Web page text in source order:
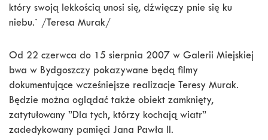
który swoją lekkością unosi się, dźwięczy pnie się ku
niebu.` /Teresa Murak/
Od 22 czerwca do 15 sierpnia 2007 w Galerii Miejskiej
bwa w Bydgoszczy pokazywane będą filmy
dokumentujące wcześniejsze realizacje Teresy Murak.
Będzie można oglądać także obiekt zamknięty,
zatytułowany ”Dla tych, którzy kochają wiatr”
zadedykowany pamięci Jana Pawła II.